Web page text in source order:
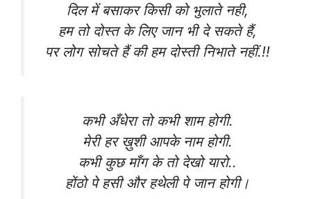
दिल में बसाकर किसी को भुलाते नही,
हम तो दोस्त के लिए जान भी दे सकते हैं,
पर लोग सोचते हैं की हम दोस्ती निभाते नहीं.!!
कभी अँधेरा तो कभी शाम होगी.
मेरी हर ख़ुशी आपके नाम होगी.
कभी कुछ माँग के तो देखो यारो..
होंठो पे हसी और हथेली पे जान होगी।